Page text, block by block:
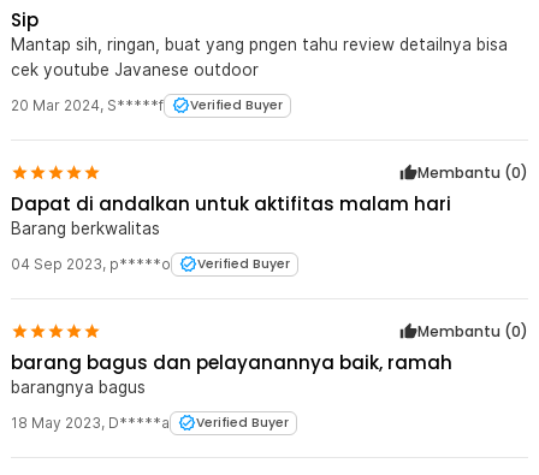
Sip
Mantap sih, ringan, buat yang pngen tahu review detailnya bisa
cek youtube Javanese outdoor
20 Mar 2024, S*****f Verified Buyer
Membantu (0)
Dapat di andalkan untuk aktifitas malam hari
Barang berkwalitas
04 Sep 2023, p*****o Verified Buyer
Membantu (0)
barang bagus dan pelayanannya baik, ramah
barangnya bagus
18 May 2023, D*****a Verified Buyer